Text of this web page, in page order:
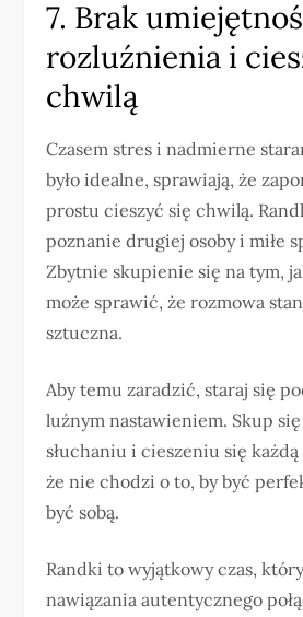
7. Brak
rozluźnienia i
chwilą
Czasem stres i nadmierne
było idealne, sprawiają, że
prostu cieszyć się chwilą.
poznanie drugiej osoby i miłe
Zbytnie skupienie się na tym,
może sprawić, że rozmowa
sztuczna.
Aby temu zaradzić, staraj się
luźnym nastawieniem. Skup
słuchaniu i cieszeniu się
że nie chodzi o to, by być
być sobą.
Randki to wyjątkowy czas,
nawiązania autentycznego